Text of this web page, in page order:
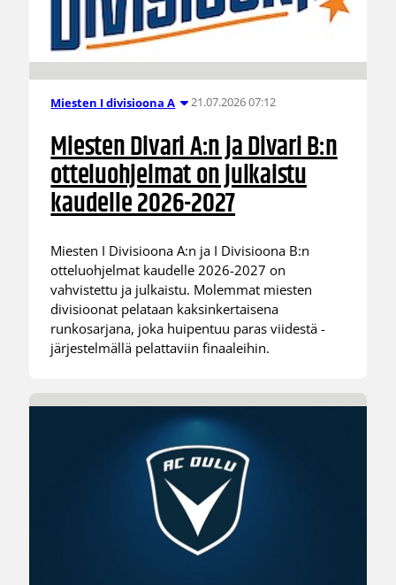
Miesten I divisioona A 21.07.2026 07:12
Miesten Divari A:n ja Divari B:n
otteluohjelmat on julkaistu
kaudelle 2026-2027
Miesten I Divisioona A:n ja I Divisioona B:n
otteluohjelmat kaudelle 2026-2027 on
vahvistettu ja julkaistu. Molemmat miesten
divisioonat pelataan kaksinkertaisena
runkosarjana, joka huipentuu paras viidestä -
järjestelmällä pelattaviin finaaleihin.